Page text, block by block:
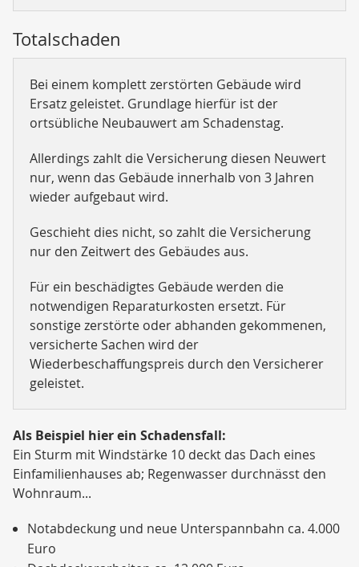
Totalschaden
Bei einem komplett zerstörten Gebäude wird
Ersatz geleistet. Grundlage hierfür ist der
ortsübliche Neubauwert am Schadenstag.
Allerdings zahlt die Versicherung diesen Neuwert
nur, wenn das Gebäude innerhalb von 3 Jahren
wieder aufgebaut wird.
Geschieht dies nicht, so zahlt die Versicherung
nur den Zeitwert des Gebäudes aus.
Für ein beschädigtes Gebäude werden die
notwendigen Reparaturkosten ersetzt. Für
sonstige zerstörte oder abhanden gekommenen,
versicherte Sachen wird der
Wiederbeschaffungspreis durch den Versicherer
geleistet.
Als Beispiel hier ein Schadensfall:
Ein Sturm mit Windstärke 10 deckt das Dach eines
Einfamilienhauses ab; Regenwasser durchnässt den
Wohnraum...
Notabdeckung und neue Unterspannbahn ca. 4.000
Euro